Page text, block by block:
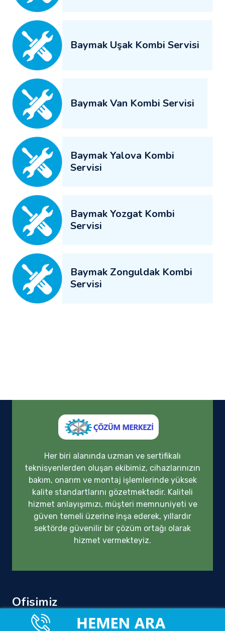
Baymak Uşak Kombi Servisi
Baymak Van Kombi Servisi
Baymak Yalova Kombi
Servisi
Baymak Yozgat Kombi
Servisi
Baymak Zonguldak Kombi
Servisi
Her biri alanında uzman ve sertifikalı
teknisyenlerden oluşan ekibimiz, cihazlarınızın
bakım, onarım ve montaj işlemlerinde yüksek
kalite standartlarını gözetmektedir. Kaliteli
hizmet anlayışımızı, müşteri memnuniyeti ve
güven temeli üzerine inşa ederek, yıllardır
sektörde güvenilir bir çözüm ortağı olarak
hizmet vermekteyiz.
Ofisimiz